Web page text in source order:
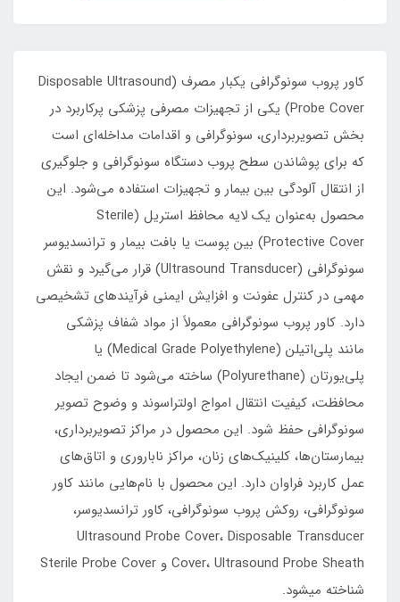
کاور پروب سونوگرافی یکبار مصرف (Disposable Ultrasound
Probe Cover) یکی از تجهیزات مصرفی پزشکی پرکاربرد در
بخش تصویربرداری، سونوگرافی و اقدامات مداخله‌ای است
که برای پوشاندن سطح پروب دستگاه سونوگرافی و جلوگیری
از انتقال آلودگی بین بیمار و تجهیزات استفاده می‌شود. این
محصول به‌عنوان یک لایه محافظ استریل (Sterile
Protective Cover) بین پوست یا بافت بیمار و ترانسدیوسر
سونوگرافی (Ultrasound Transducer) قرار می‌گیرد و نقش
مهمی در کنترل عفونت و افزایش ایمنی فرآیندهای تشخیصی
دارد. کاور پروب سونوگرافی معمولاً از مواد شفاف پزشکی
مانند پلی‌اتیلن (Medical Grade Polyethylene) یا
پلی‌یورتان (Polyurethane) ساخته می‌شود تا ضمن ایجاد
محافظت، کیفیت انتقال امواج اولتراسوند و وضوح تصویر
سونوگرافی حفظ شود. این محصول در مراکز تصویربرداری،
بیمارستان‌ها، کلینیک‌های زنان، مراکز ناباروری و اتاق‌های
عمل کاربرد فراوان دارد. این محصول با نام‌هایی مانند کاور
سونوگرافی، روکش پروب سونوگرافی، کاور ترانسدیوسر،
Ultrasound Probe Cover، Disposable Transducer
Cover، Ultrasound Probe Sheath و Sterile Probe Cover
شناخته میشود.